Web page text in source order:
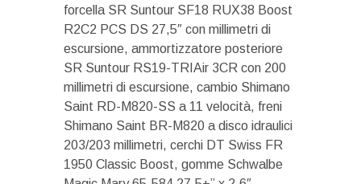
forcella SR Suntour SF18 RUX38 Boost
R2C2 PCS DS 27,5″ con millimetri di
escursione, ammortizzatore posteriore
SR Suntour RS19-TRIAir 3CR con 200
millimetri di escursione, cambio Shimano
Saint RD-M820-SS a 11 velocità, freni
Shimano Saint BR-M820 a disco idraulici
203/203 millimetri, cerchi DT Swiss FR
1950 Classic Boost, gomme Schwalbe